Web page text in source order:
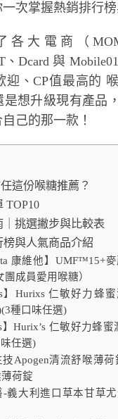
一次掌握熱銷排行
各大電商（
、Dcard 與
迎、CP值最高的
是想升級現有產品
己的那一款！
這份喉糖推薦？
TOP10
｜挑選撇步與比較表
榜與人氣商品介紹
康維他】UMF™15+
團成員愛用喉糖）
】Hurixs 仁敏好力蜂
種口味任選)
】Hurix’s 仁敏好力蜂
任選)
技Apogen清流舒喉薄
荷錠
-義大利進口草本甘草